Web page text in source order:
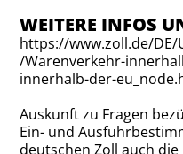
WEITERE INFOS
https://www.zoll.de/
/Warenverkehr-
innerhalb-der-
Auskunft zu Fragen
Ein- und
deutschen Zoll auch